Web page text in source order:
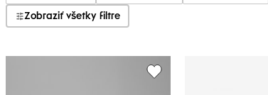
Zobraziť všetky filtre